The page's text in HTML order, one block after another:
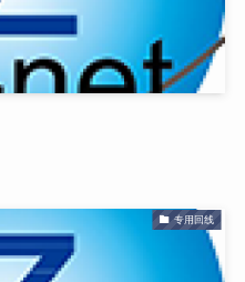
专用回线